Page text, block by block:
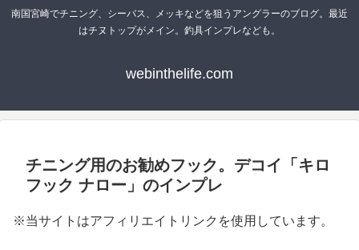
南国宮崎でチニング、シーバス、メッキなどを狙うアングラーのブログ。最近
はチヌトップがメイン。釣具インプレなども。
webinthelife.com
チニング用のお勧めフック。デコイ「キロ
フック ナロー」のインプレ
※当サイトはアフィリエイトリンクを使用しています。